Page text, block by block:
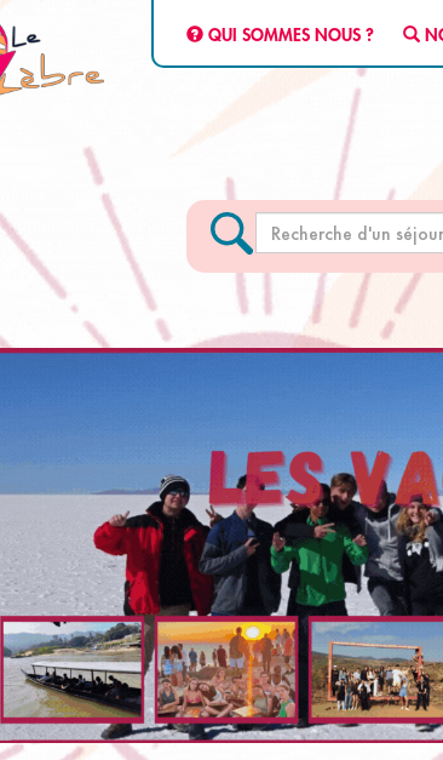
QUI SOMMES NOUS ?